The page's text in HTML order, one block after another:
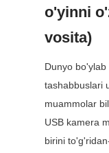
o'yinni
vosita)
Dunyo
tashabbuslari
muammolar
USB kamera
birini